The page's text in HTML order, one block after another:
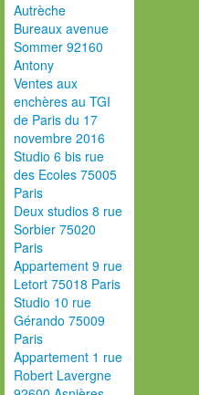
Autrèche
Bureaux avenue
Sommer 92160
Antony
Ventes aux
enchères au TGI
de Paris du 17
novembre 2016
Studio 6 bis rue
des Ecoles 75005
Paris
Deux studios 8 rue
Sorbier 75020
Paris
Appartement 9 rue
Letort 75018 Paris
Studio 10 rue
Gérando 75009
Paris
Appartement 1 rue
Robert Lavergne